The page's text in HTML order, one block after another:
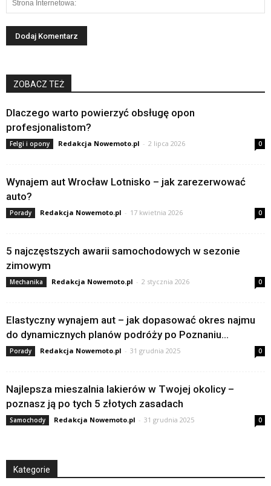
ZOBACZ TEŻ
Dlaczego warto powierzyć obsługę opon
profesjonalistom?
Felgi i opony Redakcja Nowemoto.pl - 2 lipca 2026 0
Wynajem aut Wrocław Lotnisko – jak zarezerwować
auto?
Porady Redakcja Nowemoto.pl - 17 kwietnia 2026 0
5 najczęstszych awarii samochodowych w sezonie
zimowym
Mechanika Redakcja Nowemoto.pl - 2 stycznia 2026 0
Elastyczny wynajem aut – jak dopasować okres najmu
do dynamicznych planów podróży po Poznaniu...
Porady Redakcja Nowemoto.pl - 31 grudnia 2025 0
Najlepsza mieszalnia lakierów w Twojej okolicy –
poznasz ją po tych 5 złotych zasadach
Samochody Redakcja Nowemoto.pl - 31 grudnia 2025 0
Kategorie